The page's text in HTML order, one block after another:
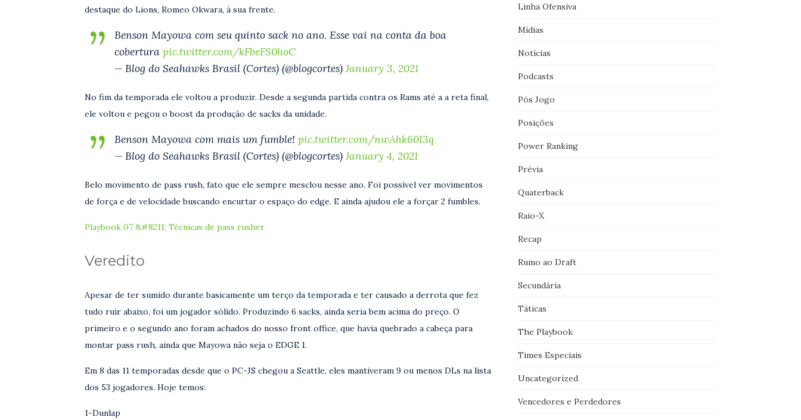
destaque do Lions, Romeo Okwara, à sua frente.
Benson Mayowa com seu quinto sack no ano. Esse vai na conta da boa
cobertura pic.twitter.com/kFbeFS0hoC
— Blog do Seahawks Brasil (Cortes) (@blogcortes)January 3, 2021
No fim da temporada ele voltou a produzir. Desde a segunda partida contra os Rams até a a reta final,
ele voltou e pegou o boost da produção de sacks da unidade.
Benson Mayowa com mais um fumble! pic.twitter.com/nwAhk60I3q
— Blog do Seahawks Brasil (Cortes) (@blogcortes)January 4, 2021
Belo movimento de pass rush, fato que ele sempre mesclou nesse ano. Foi possível ver movimentos
de força e de velocidade buscando encurtar o espaço do edge. E ainda ajudou ele a forçar 2 fumbles.
Playbook 07 &#8211; Técnicas de pass rusher
Veredito
Apesar de ter sumido durante basicamente um terço da temporada e ter causado a derrota que fez
tudo ruir abaixo, foi um jogador sólido. Produzindo 6 sacks, ainda seria bem acima do preço. O
primeiro e o segundo ano foram achados do nosso front office, que havia quebrado a cabeça para
montar pass rush, ainda que Mayowa não seja o EDGE 1.
Em 8 das 11 temporadas desde que o PC-JS chegou a Seattle, eles mantiveram 9 ou menos DLs na lista
dos 53 jogadores. Hoje temos:
1-Dunlap
Linha Ofensiva
Mídias
Noticias
Podcasts
Pós Jogo
Posições
Power Ranking
Prévia
Quaterback
Raio-X
Recap
Rumo ao Draft
Secundária
Táticas
The Playbook
Times Especiais
Uncategorized
Vencedores e Perdedores